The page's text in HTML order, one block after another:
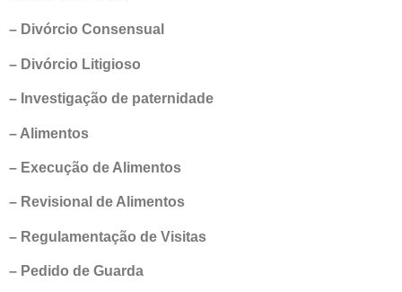
– Divórcio Consensual
– Divórcio Litigioso
– Investigação de paternidade
– Alimentos
– Execução de Alimentos
– Revisional de Alimentos
– Regulamentação de Visitas
– Pedido de Guarda